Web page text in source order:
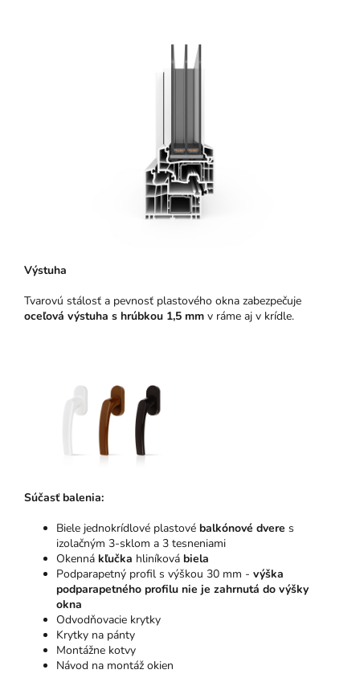
Výstuha
Tvarovú stálosť a pevnosť plastového okna zabezpečuje
oceľová výstuha s hrúbkou 1,5 mm v ráme aj v krídle.
Súčasť balenia:
Biele jednokrídlové plastové balkónové dvere s
izolačným 3-sklom a 3 tesneniami
Okenná kľučka hliníková biela
Podparapetný profil s výškou 30 mm - výška
podparapetného profilu nie je zahrnutá do výšky
okna
Odvodňovacie krytky
Krytky na pánty
Montážne kotvy
Návod na montáž okien